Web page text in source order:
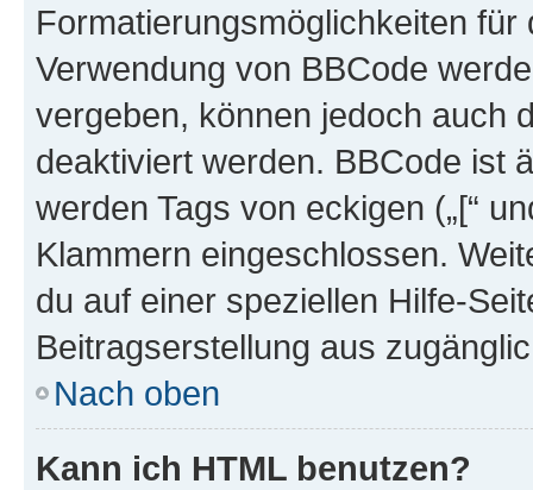
Formatierungsmöglichkeiten
Verwendung von BBCode
vergeben, können jedoch auch
deaktiviert werden. BBCode ist
werden Tags von eckigen („[“
Klammern eingeschlossen.
du auf einer speziellen Hilfe-
Beitragserstellung aus
Nach oben
Kann ich HTML benutzen?